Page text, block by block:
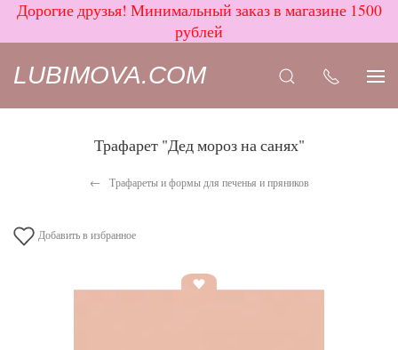
Дорогие друзья! Минимальный заказ в магазине 1500
рублей
LUBIMOVA.COM
Трафарет "Дед мороз на санях"
Трафареты и формы для печенья и пряников
Добавить в избранное